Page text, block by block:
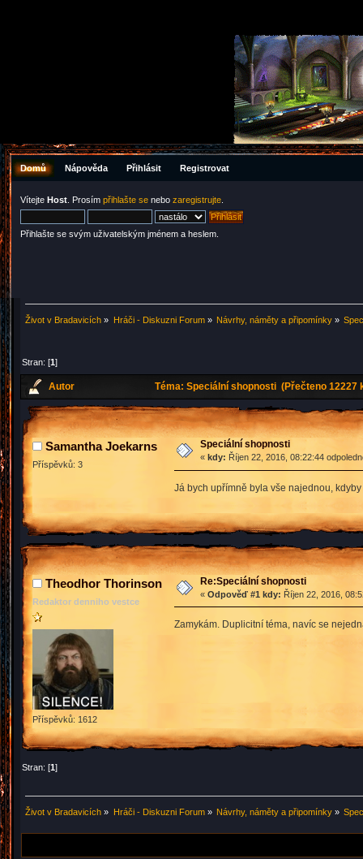
Domů Nápověda Přihlásit Registrovat
Vítejte Host . Prosím přihlašte se nebo zaregistrujte
Přihlašte se svým uživatelským jménem a heslem.
Život v Bradavicích » Hráči - Diskuzni Forum» Návrhy, náměty a připomínky»
Stran: [1]
Autor Téma: Speciální shopnosti (Přečteno 12227
Samantha Joekarns
Příspěvků: 3
Speciální shopnosti
« kdy: Říjen 22, 2016, 08:22:44
Já bych upřímně byla vše najednou,
Theodhor Thorinson
Redaktor denniho vestce
Příspěvků: 1612
Re:Speciální shopnosti
« Odpověď #1 kdy: Říjen 22, 2016,
Zamykám. Duplicitní téma, navíc se
Stran: [1]
Život v Bradavicích » Hráči - Diskuzni Forum» Návrhy, náměty a připomínky»